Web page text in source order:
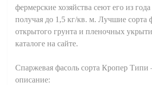
фермерские хозяйства сеют его из года
получая до 1,5 кг/кв. м. Лучшие сорта
открытого грунта и пленочных
каталоге на сайте.
Спаржевая фасоль сорта Кропер
описание: